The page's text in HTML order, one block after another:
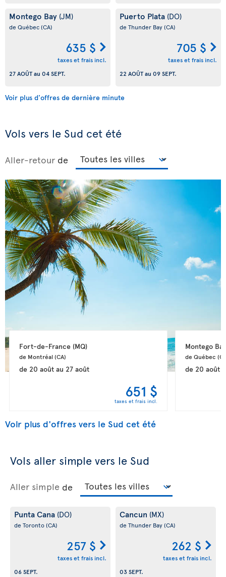
Montego Bay (JM)
de Québec(CA)
635 $
taxes et frais incl.
27 AOÛTau 04 SEPT.
Puerto Plata (DO)
de Thunder Bay(CA)
705 $
taxes et frais incl.
22 AOÛTau 09 SEPT.
Voir plus d'offres de dernière minute
Vols vers le Sud cet été
Aller-retour de
Fort-de-France (MQ)
de Montréal (CA)
de 20 aoûtau 27 août
651 $
taxes et frais incl.
Montego
de Québec
de 20 août
Voir plus d'offres vers le Sud cet été
Vols aller simple vers le Sud
Aller simple de
Punta Cana (DO)
de Toronto(CA)
257 $
taxes et frais incl.
06 SEPT.
Cancun (MX)
de Thunder Bay(CA)
262 $
taxes et frais incl.
03 SEPT.